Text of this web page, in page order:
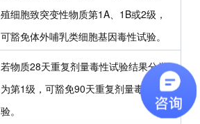
殖细胞致突变性物质第1A、1B或2级，
可豁免体外哺乳类细胞基因毒性试验。
若物质28天重复剂量毒性试验结果分类
为第1级，可豁免90天重复剂量毒性试
验。